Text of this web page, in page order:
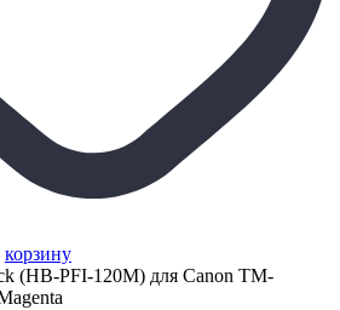
корзину
(HB-PFI-120M) для Canon TM-